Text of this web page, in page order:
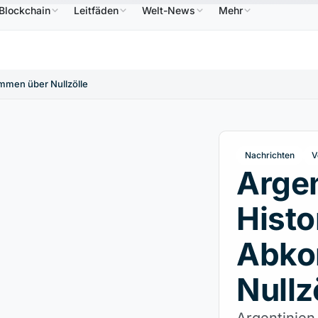
$↑2.10% USDCUSDC0,9995 $↑0.00% XRPXRP 1,09 $ ↑2.30%
Blockchain Leitfäden Welt-News Mehr
über Nullzölle
Nachrichten